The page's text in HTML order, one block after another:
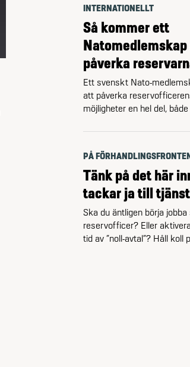
artilleribrigader. Det går
tillväxa, och att göra det
Förutsatt att man prioriterar.
Riksrevisionen kritiserade i
INTERNATIONELLT
Så kommer ett
påverka
Ett svenskt Nato-
att påverka
möjligheter en hel del,
genom att det visar det på
är stor. – Den goda nyheten
reservofficerare som är
det ytterligare kommer öka
möjligheterna till
konstaterar …
PÅ
Tänk på det här
tackar ja till
Ska du äntligen börja jobba
reservofficer? Eller
tid av ”noll-avtal”? Håll koll